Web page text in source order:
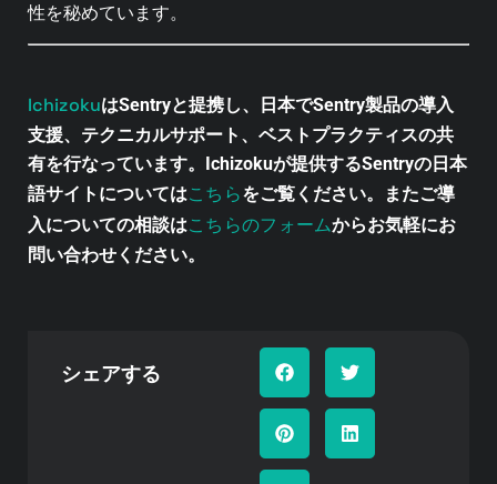
性を秘めています。
IchizokuはSentryと提携し、日本でSentry製品の導入
支援、テクニカルサポート、ベストプラクティスの共
有を行なっています。Ichizokuが提供するSentryの日本
語サイトについてはこちらをご覧ください。またご導
入についての相談はこちらのフォームからお気軽にお
問い合わせください。
シェアする